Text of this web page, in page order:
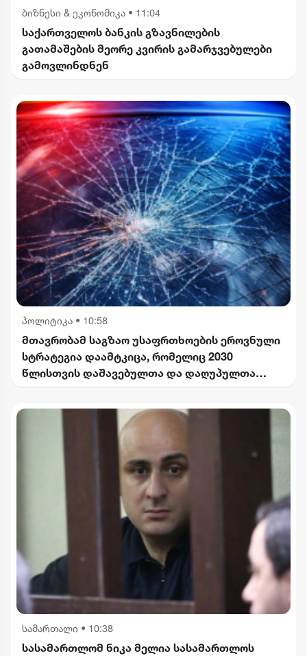
ბიზნესი & ეკონომიკა • 11:04
საქართველოს ბანკის გზავნილების
გათამაშების მეორე კვირის გამარჯვებულები
გამოვლინდნენ
პოლიტიკა • 10:58
მთავრობამ საგზაო უსაფრთხოების ეროვნული
სტრატეგია დაამტკიცა, რომელიც 2030
წლისთვის დაშავებულთა და დაღუპულთა
ითვალისწინებს
სამართალი • 10:38
სასამართლომ ნიკა მელია სასამართლოს